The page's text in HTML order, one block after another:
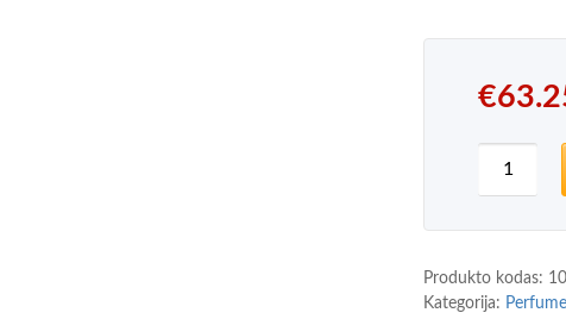
€
Produkto kodas:
Kategorija: